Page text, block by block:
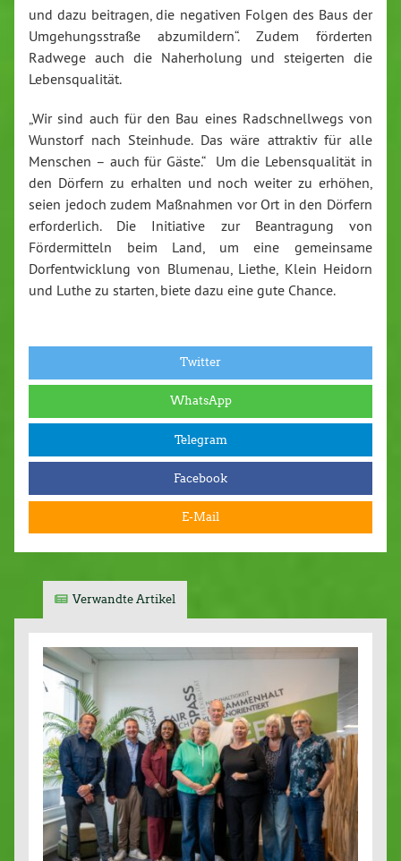
und dazu beitragen, die negativen Folgen des Baus der
Umgehungsstraße abzumildern“. Zudem förderten
Radwege auch die Naherholung und steigerten die
Lebensqualität.
„Wir sind auch für den Bau eines Radschnellwegs von
Wunstorf nach Steinhude. Das wäre attraktiv für alle
Menschen – auch für Gäste.“ Um die Lebensqualität in
den Dörfern zu erhalten und noch weiter zu erhöhen,
seien jedoch zudem Maßnahmen vor Ort in den Dörfern
erforderlich. Die Initiative zur Beantragung von
Fördermitteln beim Land, um eine gemeinsame
Dorfentwicklung von Blumenau, Liethe, Klein Heidorn
und Luthe zu starten, biete dazu eine gute Chance.
Twitter
WhatsApp
Telegram
Facebook
E-Mail
Verwandte Artikel